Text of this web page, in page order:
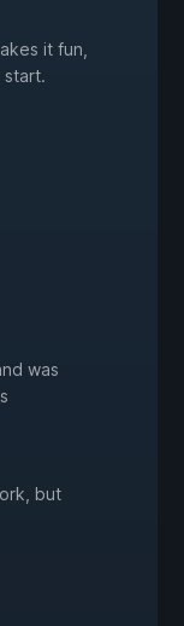
it fun,
start.
was
but